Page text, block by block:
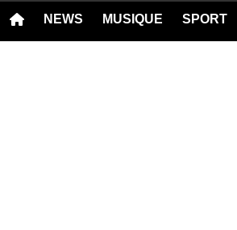
NEWS MUSIQUE SPORT